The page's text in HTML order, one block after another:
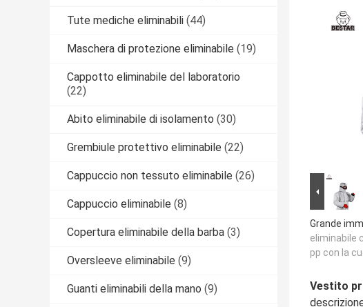
Tute mediche eliminabili (44)
Maschera di protezione eliminabile (19)
Cappotto eliminabile del laboratorio
(22)
Abito eliminabile di isolamento (30)
Grembiule protettivo eliminabile (22)
Cappuccio non tessuto eliminabile (26)
Cappuccio eliminabile (8)
Copertura eliminabile della barba (3)
Oversleeve eliminabile (9)
Guanti eliminabili della mano (9)
Grande
eliminabile
pp con la
Vestito